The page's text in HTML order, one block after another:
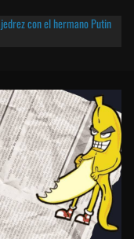
con el hermano Putin
ETERNA | ¡O lo que
Norte con queso frito y el
con el Papa
fantasma de Nicaragua |